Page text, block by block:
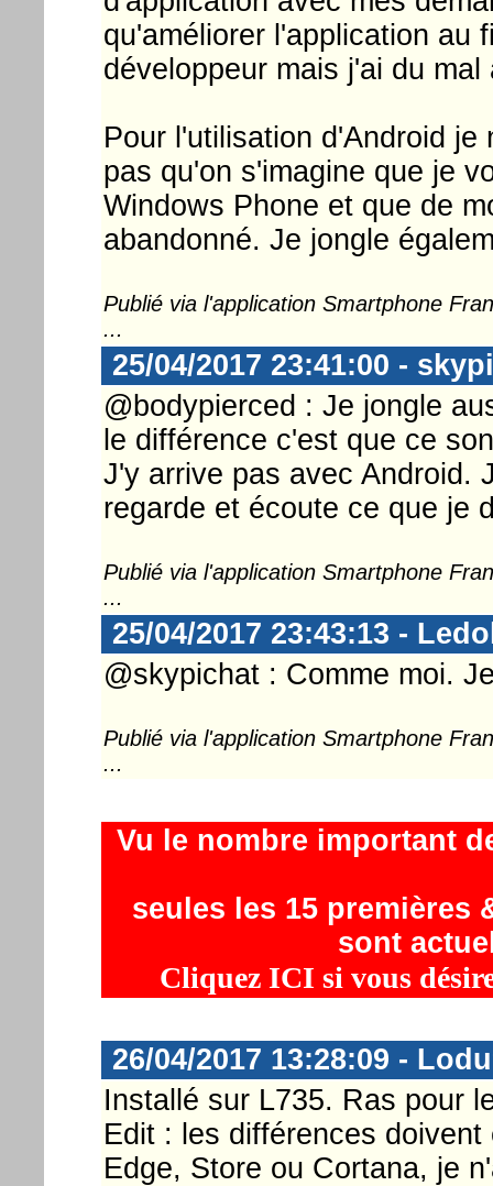
qu'améliorer l'application au
développeur mais j'ai du
Pour l'utilisation d'Android
pas qu'on s'imagine que je
Windows Phone et que de
abandonné. Je jongle
Publié via l'application Smartphone
...
25/04/2017 23:41:00 -
@bodypierced : Je jongle
le différence c'est que ce
J'y arrive pas avec Android.
regarde et écoute ce que je
Publié via l'application Smartphone
...
25/04/2017 23:43:13 -
@skypichat : Comme moi.
Publié via l'application Smartphone
...
Vu le nombre important
seules les 15 premières
sont
Cliquez ICI si vous
26/04/2017 13:28:09 -
Installé sur L735. Ras pour
Edit : les différences
Edge, Store ou Cortana, je